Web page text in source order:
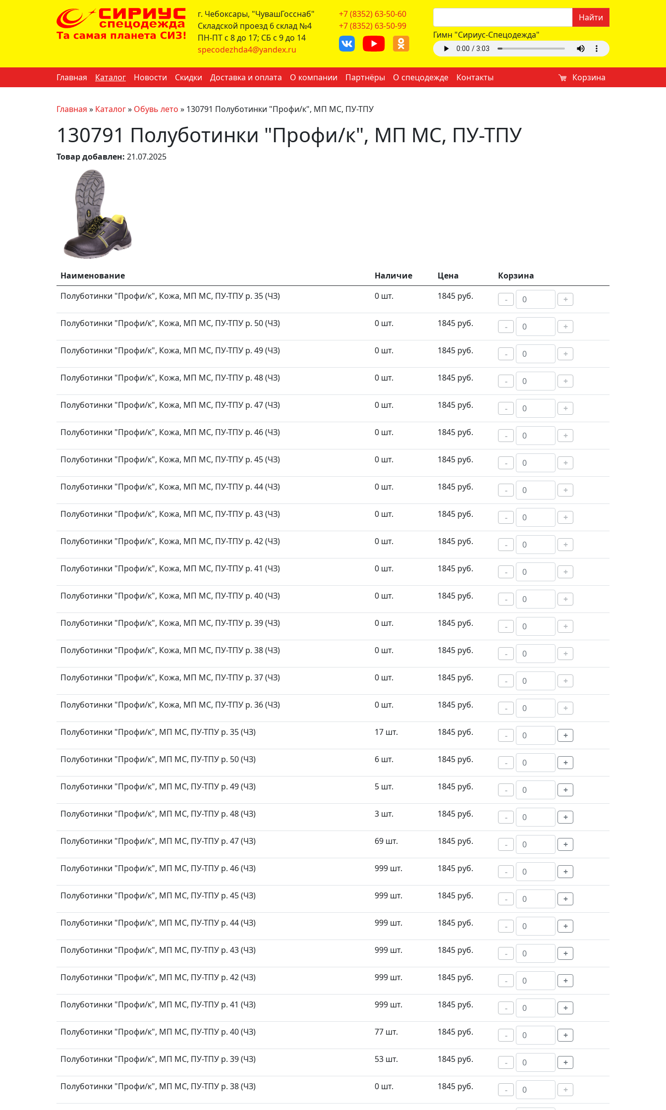
г. Чебоксары, "ЧувашГосснаб"
Складской проезд 6 склад №4
ПН-ПТ с 8 до 17; СБ с 9 до 14
specodezhda4@yandex.ru
+7 (8352) 63-50-60
+7 (8352) 63-50-99
Найти
Гимн "Сириус-Спецодежда"
Главная Каталог Новости Скидки Доставка и оплата О компании Партнёры О спецодежде Контакты Корзина
Главная » Каталог» Обувь лето » 130791 Полуботинки "Профи/к", МП МС, ПУ-ТПУ
130791 Полуботинки "Профи/к", МП МС, ПУ-ТПУ
Товар добавлен: 21.07.2025
Наименование Наличие Цена
Корзина
Полуботинки "Профи/к", Кожа, МП МС, ПУ-ТПУ р. 35 (ЧЗ)
0 шт. 1845 руб. - +
Полуботинки "Профи/к", Кожа, МП МС, ПУ-ТПУ р. 50 (ЧЗ) 0 шт. 1845 руб. - +
Полуботинки "Профи/к", Кожа, МП МС, ПУ-ТПУ р. 49 (ЧЗ) 0 шт. 1845 руб. - +
Полуботинки "Профи/к", Кожа, МП МС, ПУ-ТПУ р. 48 (ЧЗ) 0 шт. 1845 руб. - +
Полуботинки "Профи/к", Кожа, МП МС, ПУ-ТПУ р. 47 (ЧЗ) 0 шт. 1845 руб. - +
Полуботинки "Профи/к", Кожа, МП МС, ПУ-ТПУ р. 46 (ЧЗ) 0 шт. 1845 руб. - +
Полуботинки "Профи/к", Кожа, МП МС, ПУ-ТПУ р. 45 (ЧЗ) 0 шт. 1845 руб. - +
Полуботинки "Профи/к", Кожа, МП МС, ПУ-ТПУ р. 44 (ЧЗ) 0 шт. 1845 руб. - +
Полуботинки "Профи/к", Кожа, МП МС, ПУ-ТПУ р. 43 (ЧЗ) 0 шт. 1845 руб. - +
Полуботинки "Профи/к", Кожа, МП МС, ПУ-ТПУ р. 42 (ЧЗ) 0 шт. 1845 руб. - +
Полуботинки "Профи/к", Кожа, МП МС, ПУ-ТПУ р. 41 (ЧЗ) 0 шт. 1845 руб. - +
Полуботинки "Профи/к", Кожа, МП МС, ПУ-ТПУ р. 40 (ЧЗ) 0 шт. 1845 руб. - +
Полуботинки "Профи/к", Кожа, МП МС, ПУ-ТПУ р. 39 (ЧЗ) 0 шт. 1845 руб. - +
Полуботинки "Профи/к", Кожа, МП МС, ПУ-ТПУ р. 38 (ЧЗ) 0 шт. 1845 руб. - +
Полуботинки "Профи/к", Кожа, МП МС, ПУ-ТПУ р. 37 (ЧЗ) 0 шт. 1845 руб. - +
Полуботинки "Профи/к", Кожа, МП МС, ПУ-ТПУ р. 36 (ЧЗ) 0 шт. 1845 руб. - +
Полуботинки "Профи/к", МП МС, ПУ-ТПУ р. 35 (ЧЗ) 17 шт. 1845 руб. - +
Полуботинки "Профи/к", МП МС, ПУ-ТПУ р. 50 (ЧЗ) 6 шт. 1845 руб. - +
Полуботинки "Профи/к", МП МС, ПУ-ТПУ р. 49 (ЧЗ) 5 шт. 1845 руб. - +
Полуботинки "Профи/к", МП МС, ПУ-ТПУ р. 48 (ЧЗ) 3 шт. 1845 руб. - +
Полуботинки "Профи/к", МП МС, ПУ-ТПУ р. 47 (ЧЗ) 69 шт. 1845 руб. - +
Полуботинки "Профи/к", МП МС, ПУ-ТПУ р. 46 (ЧЗ) 999 шт. 1845 руб. - +
Полуботинки "Профи/к", МП МС, ПУ-ТПУ р. 45 (ЧЗ) 999 шт. 1845 руб. - +
Полуботинки "Профи/к", МП МС, ПУ-ТПУ р. 44 (ЧЗ) 999 шт. 1845 руб. - +
Полуботинки "Профи/к", МП МС, ПУ-ТПУ р. 43 (ЧЗ) 999 шт. 1845 руб. - +
Полуботинки "Профи/к", МП МС, ПУ-ТПУ р. 42 (ЧЗ) 999 шт. 1845 руб. - +
Полуботинки "Профи/к", МП МС, ПУ-ТПУ р. 41 (ЧЗ) 999 шт. 1845 руб. - +
Полуботинки "Профи/к", МП МС, ПУ-ТПУ р. 40 (ЧЗ) 77 шт. 1845 руб. - +
Полуботинки "Профи/к", МП МС, ПУ-ТПУ р. 39 (ЧЗ) 53 шт. 1845 руб. - +
Полуботинки "Профи/к", МП МС, ПУ-ТПУ р. 38 (ЧЗ) 0 шт. 1845 руб. - +